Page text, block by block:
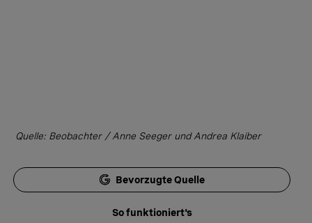
Quelle: Beobachter / Anne Seeger und Andrea Klaiber
Bevorzugte Quelle
So funktioniert's